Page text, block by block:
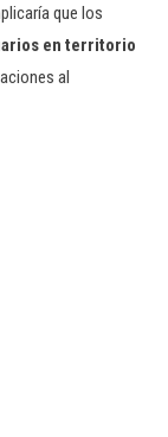
que los
en territorio
al